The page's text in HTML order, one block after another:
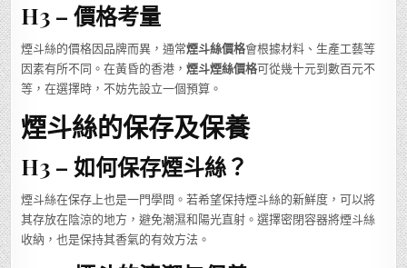
H3 – 價格考量
煙斗絲的價格因品牌而異，通常煙斗絲價格會根據材料、生產工藝等
因素有所不同。在黃昏的香港，煙斗煙絲價格可從幾十元到數百元不
等，在選擇時，不妨先設立一個預算。
煙斗絲的保存及保養
H3 – 如何保存煙斗絲？
煙斗絲在保存上也是一門學問。若希望保持煙斗絲的新鮮度，可以將
其存放在陰涼的地方，避免潮濕和陽光直射。選擇密閉容器將煙斗絲
收納，也是保持其香氣的有效方法。